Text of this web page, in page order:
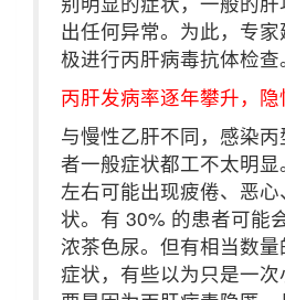
出任何异常。为此，专
极进行丙肝病毒抗体检查。
丙肝发病率逐年攀升，
与慢性乙肝不同，感染
者一般症状都工不太明
左右可能出现疲倦、恶
状。有 30% 的患者可能
浓茶色尿。但有相当数
症状，有些以为只是一